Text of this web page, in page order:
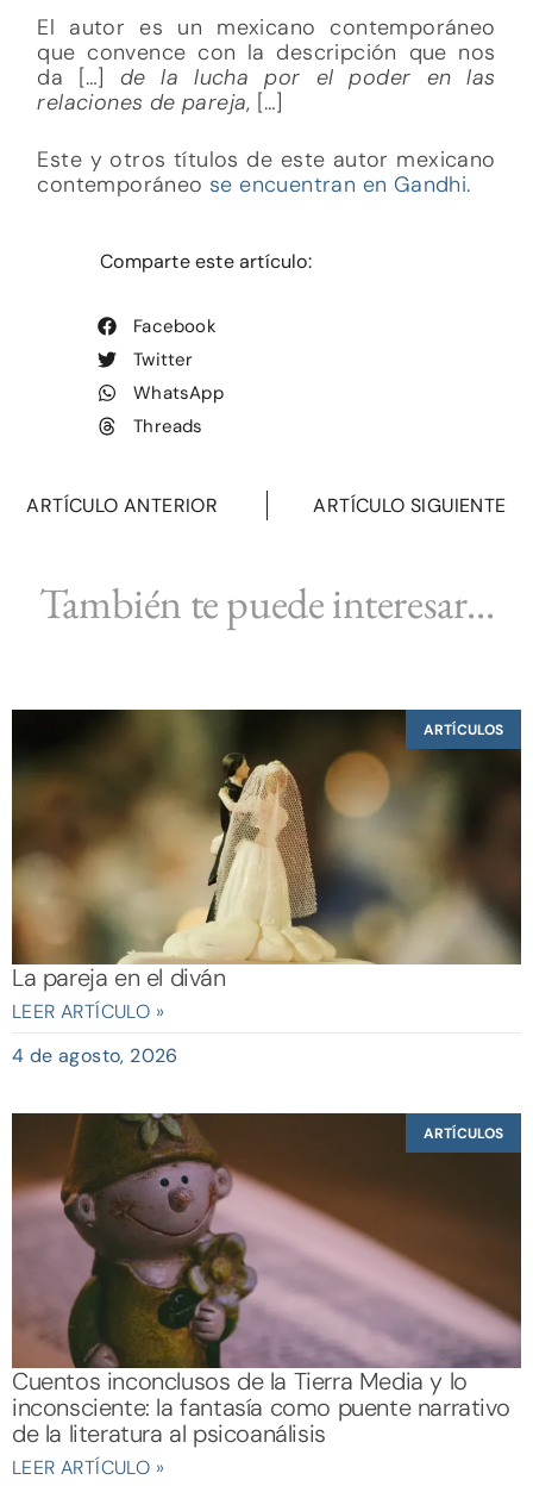
El autor es un mexicano contemporáneo
que convence con la descripción que nos
da […] de la lucha por el poder en las
relaciones de pareja, […]
Este y otros títulos de este autor mexicano
contemporáneo se encuentran en Gandhi.
Comparte este artículo:
Facebook
Twitter
WhatsApp
Threads
ARTÍCULO ANTERIOR ARTÍCULO SIGUIENTE
También te puede interesar...
ARTÍCULOS
La pareja en el diván
LEER ARTÍCULO »
4 de agosto, 2026
ARTÍCULOS
Cuentos inconclusos de la Tierra Media y lo
inconsciente: la fantasía como puente narrativo
de la literatura al psicoanálisis
LEER ARTÍCULO »